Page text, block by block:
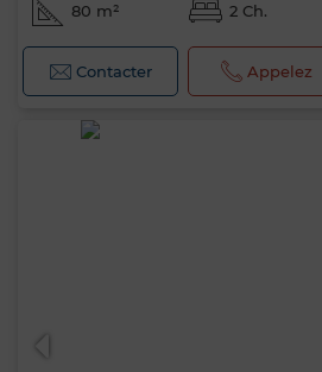
80 m² 2 Ch.
Contacter Appelez